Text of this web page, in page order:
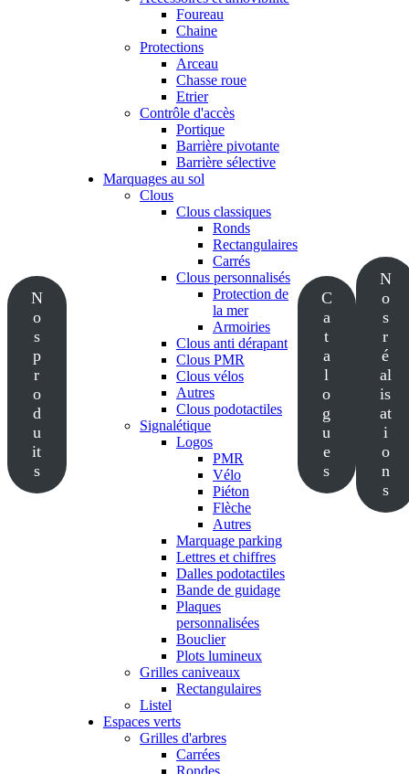
N
o
s
p
r
o
d
u
it
s
Foureau
Chaine
Protections
Arceau
Chasse roue
Etrier
Contrôle d'accès
Portique
Barrière pivotante
Barrière sélective
Marquages au sol
Clous
Clous classiques
Ronds
Rectangulaires
Carrés
Clous personnalisés
Protection de
la mer
Armoiries
Clous anti dérapant
Clous PMR
Clous vélos
Autres
Clous podotactiles
Signalétique
Logos
PMR
Vélo
Piéton
Flèche
Autres
Marquage parking
Lettres et chiffres
Dalles podotactiles
Bande de guidage
Plaques
personnalisées
Bouclier
Plots lumineux
Grilles caniveaux
Rectangulaires
Listel
Espaces verts
Grilles d'arbres
Carrées
Rondes
C
a
t
a
l
o
g
u
e
s
N
o
s
r
é
al
is
at
i
o
n
s